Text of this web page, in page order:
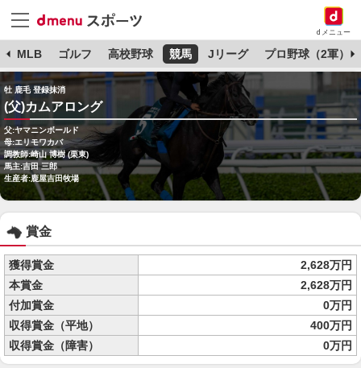
dメニュー
MLB ゴルフ 高校野球 競馬 Jリーグ プロ野球（2軍）
牡 鹿毛 登録抹消
(父)カムアロング
父:ヤマニンボールド
母:エリモワカバ
調教師:崎山 博樹 (栗東)
馬主:吉田 三郎
生産者:鹿屋吉田牧場
賞金
獲得賞金
2,628万円
本賞金
2,628万円
付加賞金
0万円
収得賞金（平地）
400万円
収得賞金（障害）
0万円